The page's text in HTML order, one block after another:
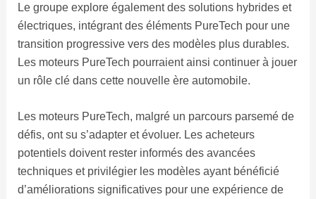
Le groupe explore également des solutions hybrides et
électriques, intégrant des éléments PureTech pour une
transition progressive vers des modèles plus durables.
Les moteurs PureTech pourraient ainsi continuer à jouer
un rôle clé dans cette nouvelle ère automobile.
Les moteurs PureTech, malgré un parcours parsemé de
défis, ont su s’adapter et évoluer. Les acheteurs
potentiels doivent rester informés des avancées
techniques et privilégier les modèles ayant bénéficié
d’améliorations significatives pour une expérience de